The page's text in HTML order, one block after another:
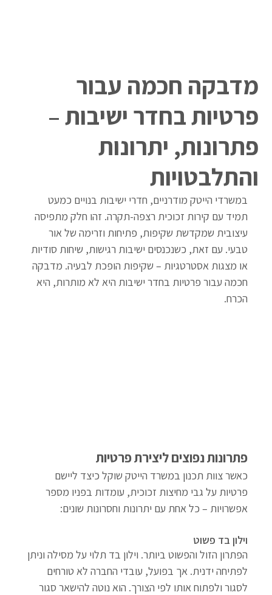
מדבקה חכמה עבור
פרטיות בחדר ישיבות –
פתרונות, יתרונות
והתלבטויות
במשרדי הייטק מודרניים, חדרי ישיבות בנויים כמעט
תמיד עם קירות זכוכית רצפה-תקרה. זהו חלק מתפיסה
עיצובית שמקדשת שקיפות, פתיחות וזרימה של אור
טבעי. עם זאת, כשנכנסים ישיבות רגישות, שיחות סודיות
או מצגות אסטרטגיות – שקיפות הופכת לבעיה. מדבקה
חכמה עבור פרטיות בחדר ישיבות היא לא מותרות, היא
הכרח.
פתרונות נפוצים ליצירת פרטיות
כאשר צוות תכנון במשרד הייטק שוקל כיצד ליישם
פרטיות על גבי מחיצות זכוכית, עומדות בפניו מספר
אפשרויות – כל אחת עם יתרונות וחסרונות שונים:
וילון בד פשוט
הפתרון הזול והפשוט ביותר. וילון בד תלוי על מסילה וניתן
לפתיחה ידנית. אך בפועל, עובדי החברה לא טורחים
לסגור ולפתוח אותו לפי הצורך. הוא נוטה להישאר סגור